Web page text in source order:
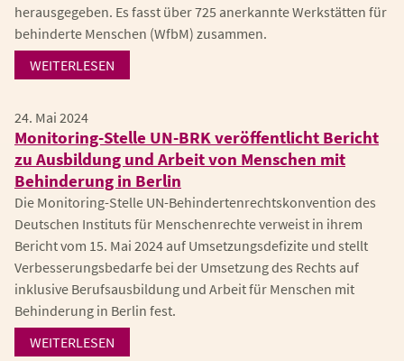
herausgegeben. Es fasst über 725 anerkannte Werkstätten für
behinderte Menschen (WfbM) zusammen.
WEITERLESEN
24. Mai 2024
Monitoring-Stelle UN-BRK veröffentlicht Bericht
zu Ausbildung und Arbeit von Menschen mit
Behinderung in Berlin
Die Monitoring-Stelle UN-Behindertenrechtskonvention des
Deutschen Instituts für Menschenrechte verweist in ihrem
Bericht vom 15. Mai 2024 auf Umsetzungsdefizite und stellt
Verbesserungsbedarfe bei der Umsetzung des Rechts auf
inklusive Berufsausbildung und Arbeit für Menschen mit
Behinderung in Berlin fest.
WEITERLESEN